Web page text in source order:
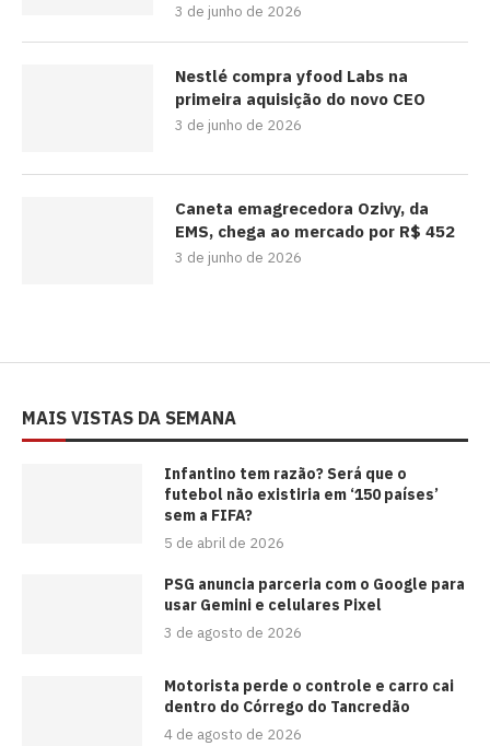
3 de junho de 2026
Nestlé compra yfood Labs na
primeira aquisição do novo CEO
3 de junho de 2026
Caneta emagrecedora Ozivy, da
EMS, chega ao mercado por R$ 452
3 de junho de 2026
MAIS VISTAS DA SEMANA
⁠Infantino tem razão? Será que o
futebol não existiria em ‘150 países’
sem a FIFA?
5 de abril de 2026
PSG anuncia parceria com o Google para
usar Gemini e celulares Pixel
3 de agosto de 2026
Motorista perde o controle e carro cai
dentro do Córrego do Tancredão
4 de agosto de 2026